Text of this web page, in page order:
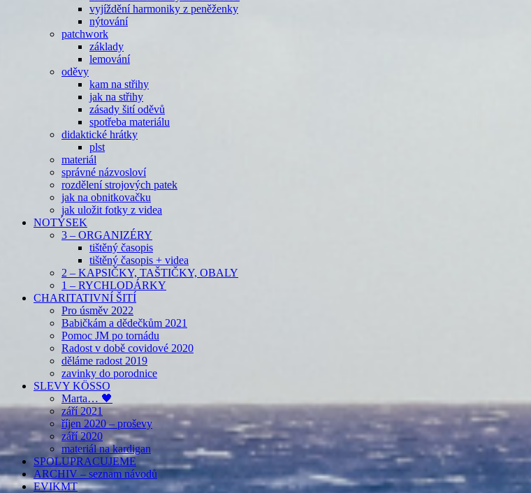
vyjíždění harmoniky z peněženky
nýtování
patchwork
základy
lemování
oděvy
kam na střihy
jak na střihy
zásady šití oděvů
spotřeba materiálu
didaktické hrátky
plst
materiál
správné názvosloví
rozdělení strojových patek
jak na obnitkovačku
jak uložit fotky z videa
NOTÝSEK
3 – ORGANIZÉRY
tištěný časopis
tištěný časopis + videa
2 – KAPSIČKY, TAŠTIČKY, OBALY
1 – RYCHLODÁRKY
CHARITATIVNÍ ŠITÍ
Pro úsměv 2022
Babičkám a dědečkům 2021
Pomoc JM po tornádu
Radost v době covidové 2020
děláme radost 2019
zavinky do porodnice
SLEVY KÖSSO
Marta… 🖤
září 2021
říjen 2020 – proševy
září 2020
materiál na kardigan
SPOLUPRACUJEME
ARCHIV – seznam návodů
EVIKMT